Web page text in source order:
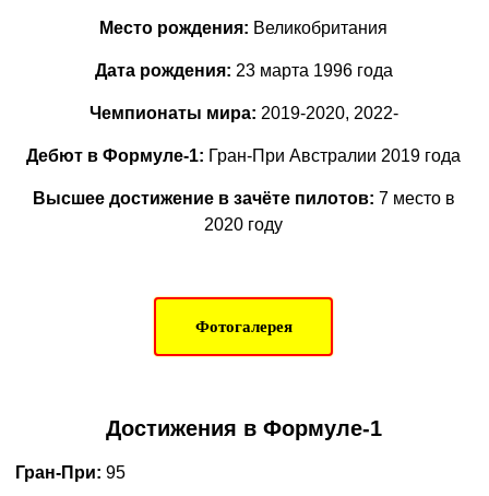
Место рождения: Великобритания
Дата рождения: 23 марта 1996 года
Чемпионаты мира: 2019-2020, 2022-
Дебют в Формуле-1: Гран-При Австралии 2019 года
Высшее достижение в зачёте пилотов: 7место в
2020 году
Фотогалерея
Достижения в Формуле-1
Гран-При: 95